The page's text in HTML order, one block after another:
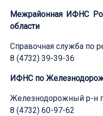
Межрайонная ИФНС
области
Справочная служба по
8 (4732) 39-39-36
ИФНС по
Железнодорожный р-н
8 (4732) 60-97-62